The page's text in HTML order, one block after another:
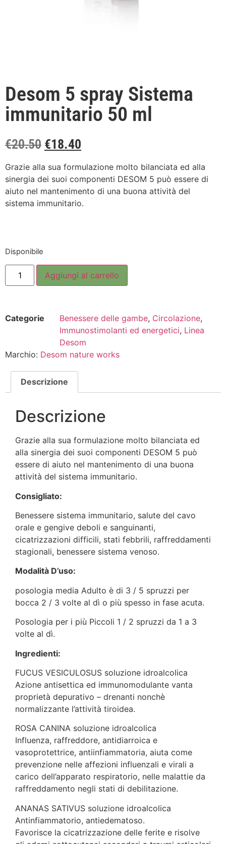
Desom 5 spray Sistema
immunitario 50 ml
€20.50 €18.40
Grazie alla sua formulazione molto bilanciata ed alla
sinergia dei suoi componenti DESOM 5 può essere di
aiuto nel mantenimento di una buona attività del
sistema immunitario.
Disponibile
Aggiungi al carrello
Categorie Benessere delle gambe, Circolazione,
Immunostimolanti ed energetici, Linea
Desom
Marchio: Desom nature works
Descrizione
Descrizione
Grazie alla sua formulazione molto bilanciata ed
alla sinergia dei suoi componenti DESOM 5 può
essere di aiuto nel mantenimento di una buona
attività del sistema immunitario.
Consigliato:
Benessere sistema immunitario, salute del cavo
orale e gengive deboli e sanguinanti,
cicatrizzazioni difficili, stati febbrili, raffreddamenti
stagionali, benessere sistema venoso.
Modalità D’uso:
posologia media Adulto è di 3 / 5 spruzzi per
bocca 2 / 3 volte al dì o più spesso in fase acuta.
Posologia per i più Piccoli 1 / 2 spruzzi da 1 a 3
volte al dì.
Ingredienti:
FUCUS VESICULOSUS soluzione idroalcolica
Azione antisettica ed immunomodulante vanta
proprietà depurativo – drenanti nonchè
normalizzante l’attività tiroidea.
ROSA CANINA soluzione idroalcolica
Influenza, raffreddore, antidiarroica e
vasoprotettrice, antiinfiammatoria, aiuta come
prevenzione nelle affezioni influenzali e virali a
carico dell’apparato respiratorio, nelle malattie da
raffreddamento negli stati di debilitazione.
ANANAS SATIVUS soluzione idroalcolica
Antinfiammatorio, antiedematoso.
Favorisce la cicatrizzazione delle ferite e risolve